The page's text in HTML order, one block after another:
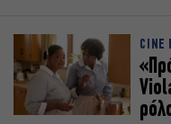
CINE